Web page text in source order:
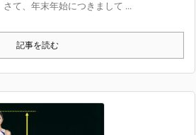
て、年末年始につきまして ...
記事を読む